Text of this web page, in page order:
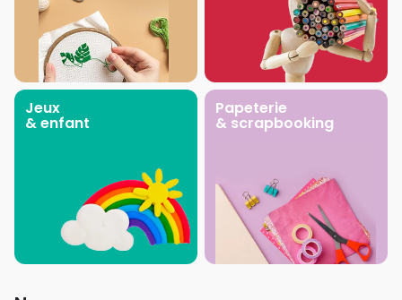
Jeux
& enfant
Papeterie
& scrapbooking